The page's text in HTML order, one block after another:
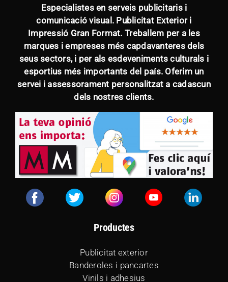
Especialistes en serveis publicitaris i
comunicació visual. Publicitat Exterior i
Impressió Gran Format. Treballem per a les
marques i empreses més capdavanteres dels
seus sectors, i per als esdeveniments culturals i
esportius més importants del país. Oferim un
servei i assessorament personalitzat a cadascun
dels nostres clients.
Productes
Publicitat exterior
Banderoles i pancartes
Vinils i adhesius